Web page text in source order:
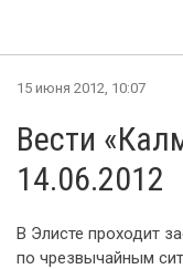
15 июня 2012, 10:07
Вести
14.06.2012
В Элисте проходит
по чрезвычайным